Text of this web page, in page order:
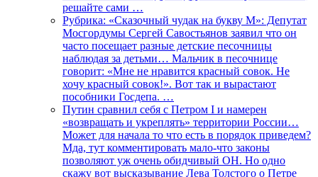
решайте сами …
Рубрика: «Сказочный чудак на букву М»: Депутат
Мосгордумы Сергей Савостьянов заявил что он
часто посещает разные детские песочницы
наблюдая за детьми… Мальчик в песочнице
говорит: «Мне не нравится красный совок. Не
хочу красный совок!». Вот так и вырастают
пособники Госдепа. …
Путин сравнил себя с Петром I и намерен
«возвращать и укреплять» территории России…
Может для начала то что есть в порядок приведем?
Мда, тут комментировать мало-что законы
позволяют уж очень обидчивый ОН. Но одно
скажу вот высказывание Лева Толстого о Петре